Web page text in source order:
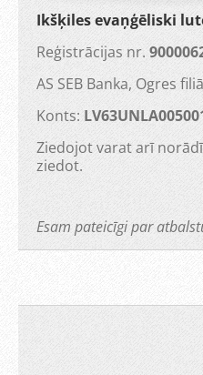
Ikšķiles evaņģēliski
Reģistrācijas nr.
AS SEB Banka, Ogres
Konts:
Ziedojot varat arī
ziedot.
Esam pateicīgi par